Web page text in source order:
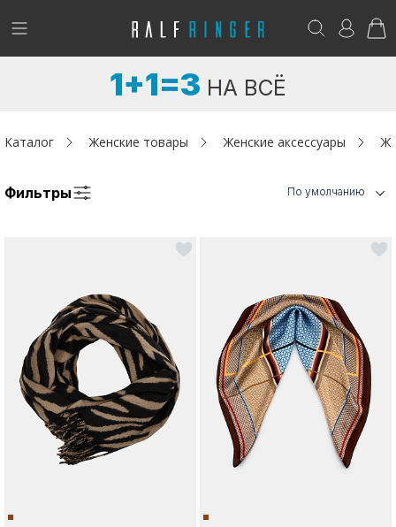
!
Женщинам
Аутлет
Акции / Новости
Адреса магазинов
Возникли вопросы? - club@ralf.ru
1+1=3 НА ВСЁ
Каталог Женские товары Женские аксессуары
Фильтры По умолчанию